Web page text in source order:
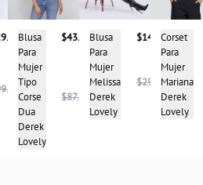
agua fría, no secar en máquina, no dejar en
Blusa
Para
Mujer
Tipo
Corse
Dua
Derek
Lovely
$43.950
$87.900
Blusa
Para
Mujer
Melissa
Derek
Lovely
$148.975
$297.950
Corset
Para
Mujer
Mariana
Derek
Lovely